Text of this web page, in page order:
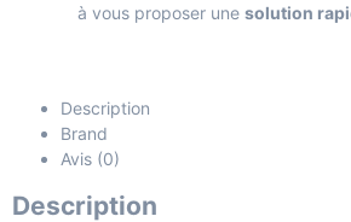
à vous proposer une solution
Description
Brand
Avis (0)
Description